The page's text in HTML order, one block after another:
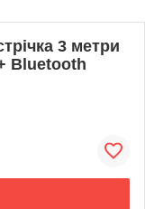
3 метри
Bluetooth